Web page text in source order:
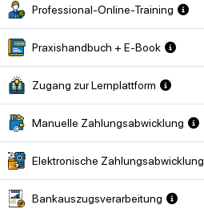
Professional-Online-Training
Praxishandbuch + E-Book
Zugang zur Lernplattform
Manuelle Zahlungsabwicklung
Elektronische Zahlungsabwicklung
Bankauszugsverarbeitung